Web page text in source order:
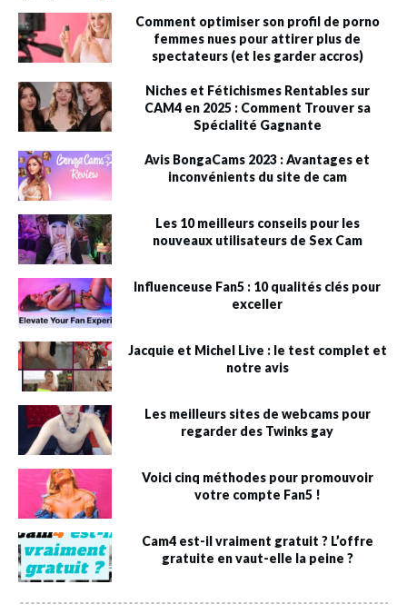
Comment optimiser son profil de porno
femmes nues pour attirer plus de
spectateurs (et les garder accros)
Niches et Fétichismes Rentables sur
CAM4 en 2025 : Comment Trouver sa
Spécialité Gagnante
Avis BongaCams 2023 : Avantages et
inconvénients du site de cam
Les 10 meilleurs conseils pour les
nouveaux utilisateurs de Sex Cam
Influenceuse Fan5 : 10 qualités clés pour
exceller
Jacquie et Michel Live : le test complet et
notre avis
Les meilleurs sites de webcams pour
regarder des Twinks gay
Voici cinq méthodes pour promouvoir
votre compte Fan5 !
Cam4 est-il vraiment gratuit ? L’offre
gratuite en vaut-elle la peine ?